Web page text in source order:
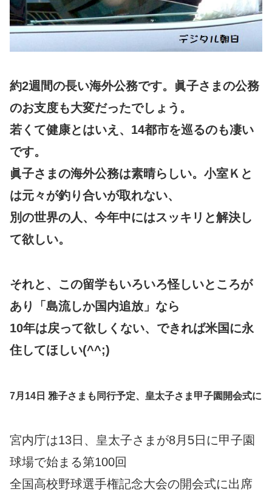
約2週間の長い海外公務です。眞子さまの公務
のお支度も大変だったでしょう。
若くて健康とはいえ、14都市を巡るのも凄い
です。
眞子さまの海外公務は素晴らしい。小室Ｋと
は元々が釣り合いが取れない、
別の世界の人、今年中にはスッキリと解決し
て欲しい。
それと、この留学もいろいろ怪しいところが
あり「島流しか国内追放」なら
10年は戻って欲しくない、できれば米国に永
住してほしい(^^;)
7月14日 雅子さまも同行予定、皇太子さま甲子園開会式に
宮内庁は13日、皇太子さまが8月5日に甲子園
球場で始まる第100回
全国高校野球選手権記念大会の開会式に出席